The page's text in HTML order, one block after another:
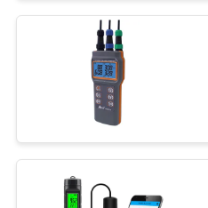
MAPPAPHmetro